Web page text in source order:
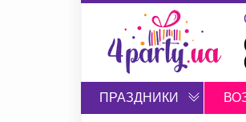
ПРАЗДНИКИ